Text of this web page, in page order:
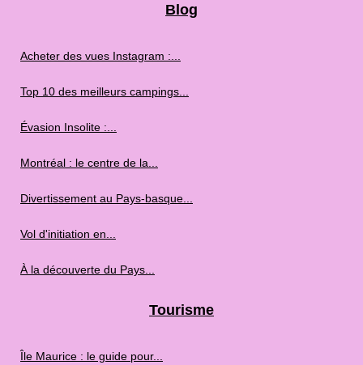
Blog
Acheter des vues Instagram :...
Top 10 des meilleurs campings...
Évasion Insolite :...
Montréal : le centre de la...
Divertissement au Pays-basque...
Vol d'initiation en...
À la découverte du Pays...
Tourisme
Île Maurice : le guide pour...